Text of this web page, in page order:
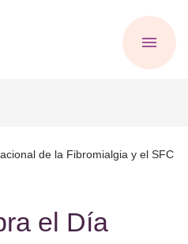
el Día